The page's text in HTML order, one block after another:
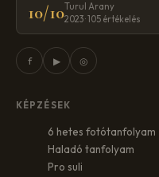
10/10Turul Arany
2023 · 105 értékelés
f ▶ ◎
KÉPZÉSEK
6 hetes fotótanfolyam
Haladó tanfolyam
Pro suli